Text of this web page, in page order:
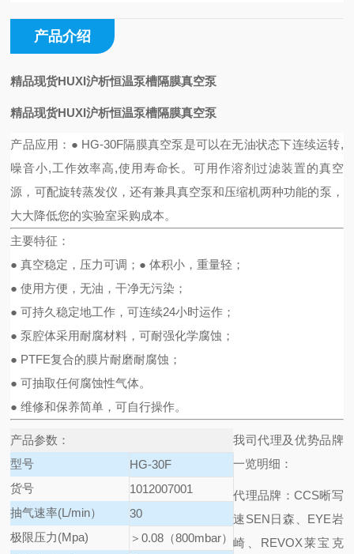
产品介绍
精品现货HUXI沪析恒温泵槽隔膜真空泵
精品现货HUXI沪析恒温泵槽隔膜真空泵
产品应用： ● HG-30F隔膜真空泵是可以在无油状态下连续运转,
噪音小,工作效率高,使用寿命长。可用作溶剂过滤装置的真空
源，可配旋转蒸发仪，还有兼具真空泵和压缩机两种功能的泵，
大大降低您的实验室采购成本。
主要特征：
●真空稳定，压力可调； ●体积小，重量轻；
●使用方便，无油，干净无污染；
●可持久稳定地工作，可连续24小时运作；
●泵腔体采用耐腐材料，可耐强化学腐蚀；
● PTFE复合的膜片耐磨耐腐蚀；
●可抽取任何腐蚀性气体。
●维修和保养简单，可自行操作。
产品参数：
型号
HG-30F
货号
1012007001
抽气速率(L/min）
30
极限压力(Mpa)
＞0.08（800mbar）
我司代理及优势品牌
一览明细：
代理品牌：CCS晰写
速SEN日森、EYE岩
崎、REVOX莱宝克